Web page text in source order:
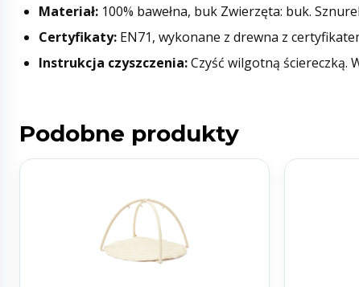
Materiał: 100% bawełna, buk Zwierzęta: buk.
Certyfikaty: EN71, wykonane z drewna z
Instrukcja czyszczenia:Czyść wilgotną ściereczką.
Podobne produkty